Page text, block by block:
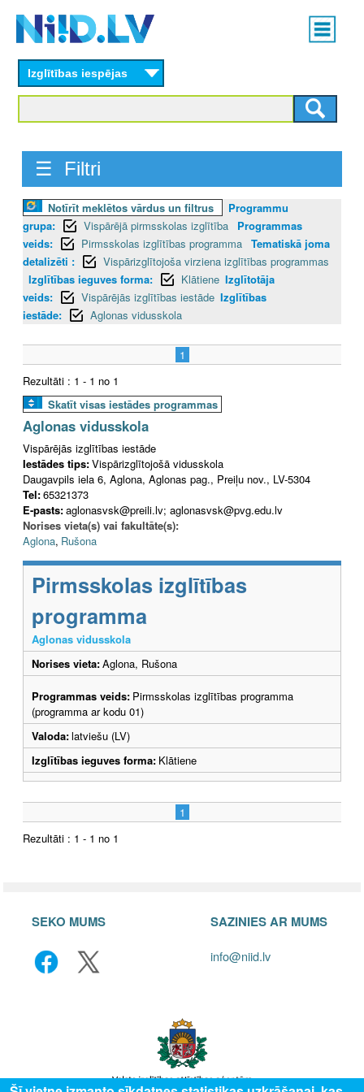
content
Main
menu
Izglītības iespējas
☰ Filtri
Notīrīt meklētos vārdus un filtrus
Programmu
grupa:
Vispārējā pirmsskolas izglītība
Programmas
veids:
Pirmsskolas izglītības programma Tematiskā joma
detalizēti :
Vispārizglītojoša virziena izglītības programmas
Izglītības ieguves forma:
Klātiene Izglītotāja
veids:
Vispārējās izglītības iestāde Izglītības
iestāde:
Aglonas vidusskola
1
Rezultāti : 1 - 1 no 1
Skatīt visas iestādes programmas
Aglonas vidusskola
Vispārējās izglītības iestāde
Iestādes tips:Vispārizglītojošā vidusskola
Daugavpils iela 6, Aglona, Aglonas pag., Preiļu nov., LV-5304
Tel:65321373
E-pasts:aglonasvsk@preili.lv; aglonasvsk@pvg.edu.lv
Norises vieta(s) vai fakultāte(s):
Aglona, Rušona
Pirmsskolas izglītības
programma
Aglonas vidusskola
Norises vieta:Aglona, Rušona
Programmas veids: Pirmsskolas izglītības programma
(programma ar kodu 01)
Valoda:latviešu (LV)
Izglītības ieguves forma: Klātiene
1
Rezultāti : 1 - 1 no 1
SEKO MUMS SAZINIES AR MUMS
info@niid.lv